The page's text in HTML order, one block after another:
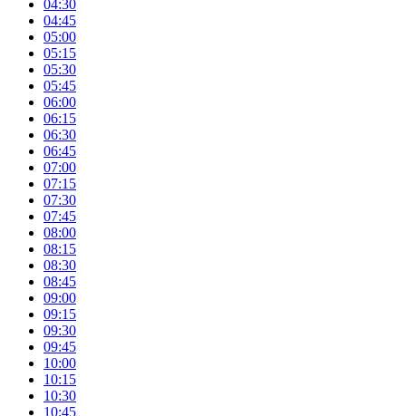
04:30
04:45
05:00
05:15
05:30
05:45
06:00
06:15
06:30
06:45
07:00
07:15
07:30
07:45
08:00
08:15
08:30
08:45
09:00
09:15
09:30
09:45
10:00
10:15
10:30
10:45